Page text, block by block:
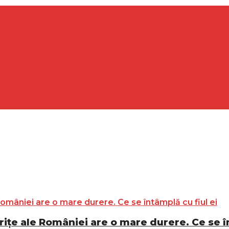
ale României are o mare durere. Ce se